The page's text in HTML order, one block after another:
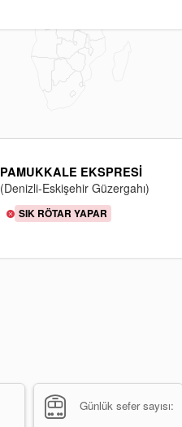
PAMUKKALE EKSPRESI
(Denizli-Eskişehir Güzergahı)
SIK RÖTAR YAPAR
Günlük sefer sayısı: